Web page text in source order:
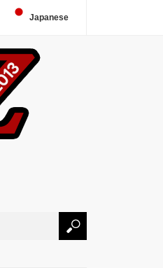
Japanese